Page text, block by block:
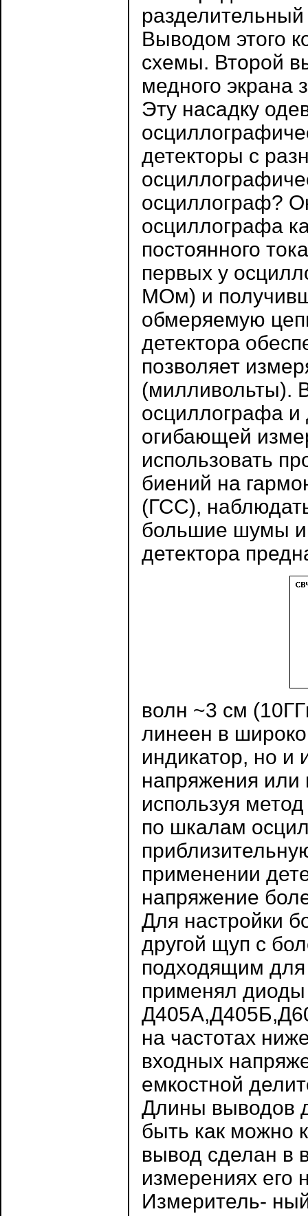
Выводом этого
схемы. Второй
медного экрана
Эту насадку
детекторы с
осциллограф?
осциллографа
постоянного
первых у
МОм) и
обмеряемую
детектора
позволяет
(милливольты).
осциллографа
огибающей
использовать
биений на
(ГСС),
большие шумы и
детектора
волн ~3 см
линеен в
индикатор, но и
напряжения или
используя
по шкалам
применении
напряжение
Для настройки
другой щуп с
подходящим
применял диоды
на частотах
входных
емкостной
Длины выводов
быть как можно
вывод сделан в
измерениях его
Измеритель-